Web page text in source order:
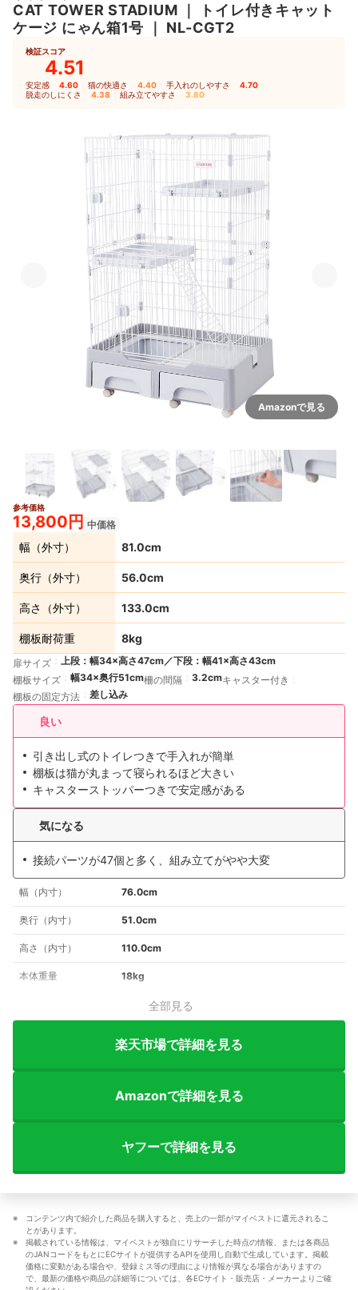
CAT TOWER STADIUM
トイレ付きキャット
ケージ にゃん箱1号
NL-CGT2
検証スコア
4.51
安定感 4.60 猫の快適さ 4.40 手入れのしやすさ 4.70
脱走のしにくさ 4.38 組み立てやすさ 3.80
Amazonで見る
参考価格
13,800円 中価格
幅（外寸） 81.0cm
奥行（外寸） 56.0cm
高さ（外寸） 133.0cm
棚板耐荷重 8kg
扉サイズ
上段：幅34×高さ47cm／下段：幅41×高さ43cm
棚板サイズ
幅34×奥行51cm柵の間隔 3.2cmキャスター付き
棚板の固定方法
差し込み
良い
引き出し式のトイレつきで手入れが簡単
棚板は猫が丸まって寝られるほど大きい
キャスターストッパーつきで安定感がある
気になる
接続パーツが47個と多く、組み立てがやや大変
幅（内寸） 76.0cm
奥行（内寸） 51.0cm
高さ（内寸） 110.0cm
本体重量 18kg
全部見る
楽天市場で詳細を見る
Amazonで詳細を見る
ヤフーで詳細を見る
コンテンツ内で紹介した商品を購入すると、売上の一部がマイベストに還元されるこ
とがあります。
掲載されている情報は、マイベストが独自にリサーチした時点の情報、または各商品
のJANコードをもとにECサイトが提供するAPIを使用し自動で生成しています。掲載
価格に変動がある場合や、登録ミス等の理由により情報が異なる場合がありますの
で、最新の価格や商品の詳細等については、各ECサイト・販売店・メーカーよりご確